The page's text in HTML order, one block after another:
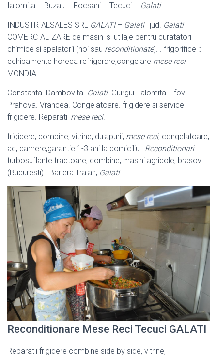
Ialomita – Buzau – Focsani – Tecuci – Galati.
INDUSTRIALSALES SRL GALATI– Galati| jud. Galati
COMERCIALIZARE de masini si utilaje pentru curatatorii
chimice si spalatorii (noi sau reconditionate). . frigorifice ::
echipamente horeca refrigerare,congelare mese reci
MONDIAL
Constanta. Dambovita. Galati. Giurgiu. Ialomita. Ilfov.
Prahova. Vrancea. Congelatoare. frigidere si service
frigidere. Reparatii mese reci.
frigidere; combine, vitrine, dulapurii, mese reci, congelatoare,
ac, camere,garantie 1-3 ani la domiciliul. Reconditionari
turbosuflante tractoare, combine, masini agricole, brasov
(Bucuresti) . Bariera Traian, Galati.
Reconditionare Mese Reci Tecuci GALATI
Reparatii frigidere combine side by side, vitrine,